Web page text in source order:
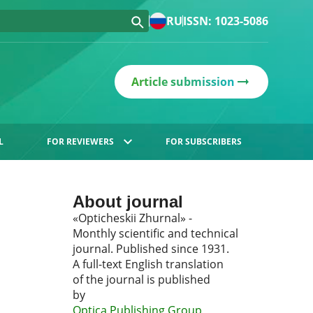
RUISSN: 1023-5086
Article submission
FOR REVIEWERS FOR SUBSCRIBERS
About journal
«Opticheskii Zhurnal» -
Monthly scientific and technical
journal. Published since 1931.
A full-text English translation
of the journal is published
by